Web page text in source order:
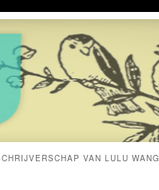
VAN LULU WANG